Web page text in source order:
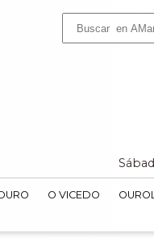
O VICEDO